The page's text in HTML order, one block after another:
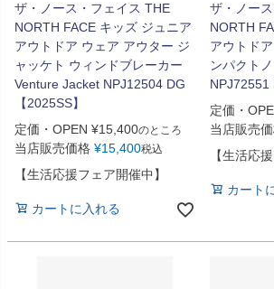
ザ・ノース・フェイス THE
NORTH FACE キッズ ジュニア
アウトドア ウェア アウター ジ
ャッケト ウィンドブレーカー
Venture Jacket NPJ12504 DG
【2025SS】
定価・OPEN ¥15,400のところ
当店販売価格 ¥15,400税込
【生活応援フェア開催中】
カートに入れる
ザ・ノー
NORTH
アウトド
ンパクト
NPJ72551
定価・
当店販売
【生活応
カート